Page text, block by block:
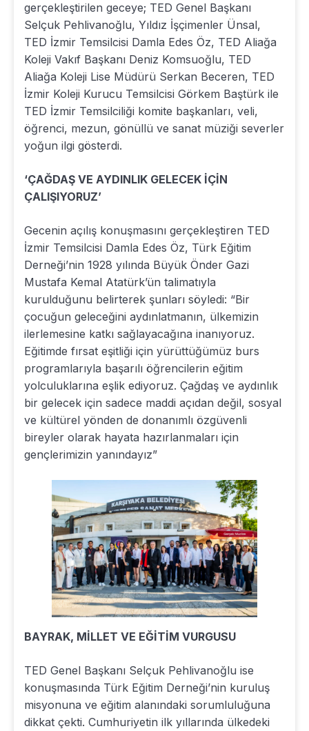
gerçekleştirilen geceye; TED Genel Başkanı
Selçuk Pehlivanoğlu, Yıldız İşçimenler Ünsal,
TED İzmir Temsilcisi Damla Edes Öz, TED Aliağa
Koleji Vakıf Başkanı Deniz Komsuoğlu, TED
Aliağa Koleji Lise Müdürü Serkan Beceren, TED
İzmir Koleji Kurucu Temsilcisi Görkem Baştürk ile
TED İzmir Temsilciliği komite başkanları, veli,
öğrenci, mezun, gönüllü ve sanat müziği severler
yoğun ilgi gösterdi.
‘ÇAĞDAŞ VE AYDINLIK GELECEK İÇİN
ÇALIŞIYORUZ’
Gecenin açılış konuşmasını gerçekleştiren TED
İzmir Temsilcisi Damla Edes Öz, Türk Eğitim
Derneği’nin 1928 yılında Büyük Önder Gazi
Mustafa Kemal Atatürk’ün talimatıyla
kurulduğunu belirterek şunları söyledi: “Bir
çocuğun geleceğini aydınlatmanın, ülkemizin
ilerlemesine katkı sağlayacağına inanıyoruz.
Eğitimde fırsat eşitliği için yürüttüğümüz burs
programlarıyla başarılı öğrencilerin eğitim
yolculuklarına eşlik ediyoruz. Çağdaş ve aydınlık
bir gelecek için sadece maddi açıdan değil, sosyal
ve kültürel yönden de donanımlı özgüvenli
bireyler olarak hayata hazırlanmaları için
gençlerimizin yanındayız”
BAYRAK, MİLLET VE EĞİTİM VURGUSU
TED Genel Başkanı Selçuk Pehlivanoğlu ise
konuşmasında Türk Eğitim Derneği’nin kuruluş
misyonuna ve eğitim alanındaki sorumluluğuna
dikkat çekti. Cumhuriyetin ilk yıllarında ülkedeki